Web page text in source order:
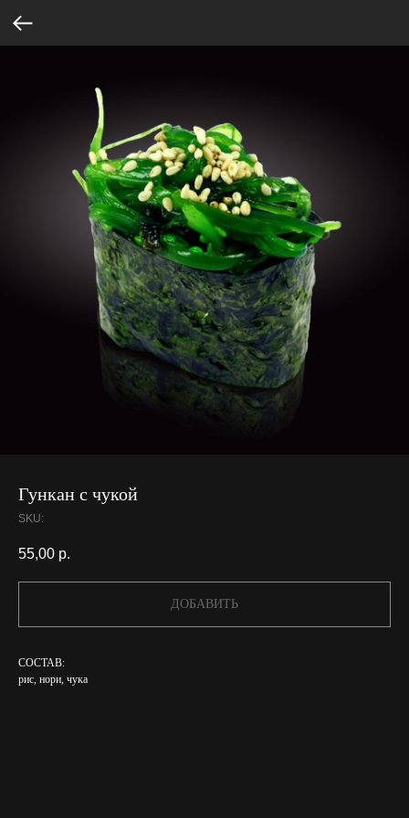
Гункан с чукой
SKU:
55,00 р.
ДОБАВИТЬ
СОСТАВ:
рис, нори, чука